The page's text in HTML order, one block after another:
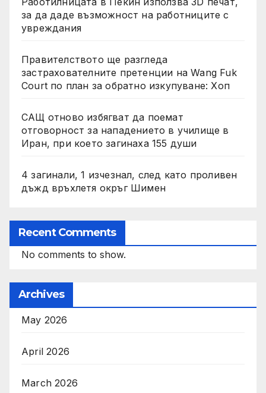
за да даде възможност на работниците с
увреждания
Правителството ще разгледа
застрахователните претенции на Wang Fuk
Court по план за обратно изкупуване: Хоп
САЩ отново избягват да поемат
отговорност за нападението в училище в
Иран, при което загинаха 155 души
4 загинали, 1 изчезнал, след като проливен
дъжд връхлетя окръг Шимен
Recent Comments
No comments to show.
Archives
May 2026
April 2026
March 2026